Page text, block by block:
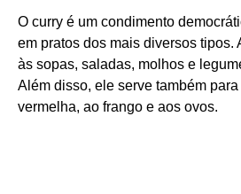
O curry é um condimento
em pratos dos mais diversos tipos.
às sopas, saladas, molhos e
Além disso, ele serve também
vermelha, ao frango e aos ovos.